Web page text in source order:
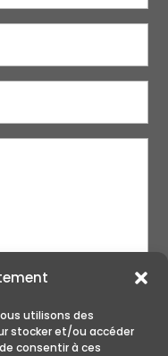
utilisons des
stocker et/ou accéder
consentir à ces